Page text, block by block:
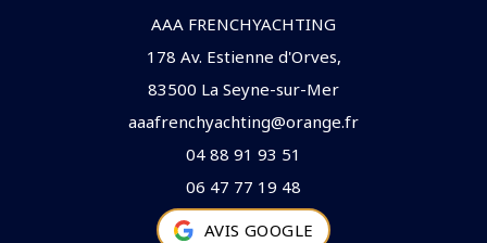
AAA FRENCHYACHTING
178 Av. Estienne d'Orves,
83500 La Seyne-sur-Mer
aaafrenchyachting@orange.fr
04 88 91 93 51
06 47 77 19 48
AVIS GOOGLE